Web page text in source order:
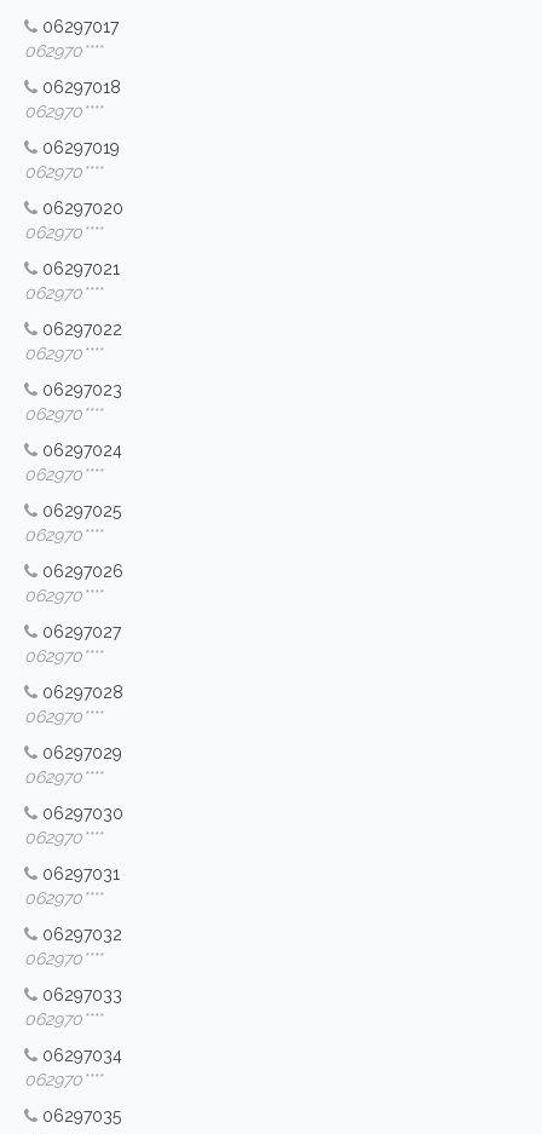
06297017
062970****
06297018
062970****
06297019
062970****
06297020
062970****
06297021
062970****
06297022
062970****
06297023
062970****
06297024
062970****
06297025
062970****
06297026
062970****
06297027
062970****
06297028
062970****
06297029
062970****
06297030
062970****
06297031
062970****
06297032
062970****
06297033
062970****
06297034
062970****
06297035